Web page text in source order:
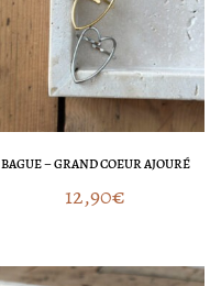
BAGUE – GRAND COEUR AJOURÉ
12,90€